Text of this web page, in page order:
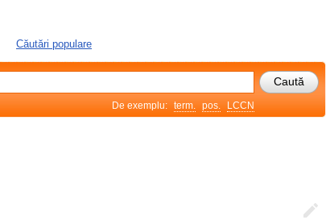
Căutări populare
De exemplu: term. pos. LCCN